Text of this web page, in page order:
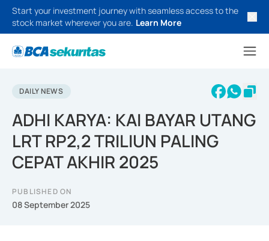
Start your investment journey with seamless access to the
stock market wherever you are. Learn More
DAILY NEWS
ADHI KARYA: KAI BAYAR UTANG
LRT RP2,2 TRILIUN PALING
CEPAT AKHIR 2025
PUBLISHED ON
08 September 2025